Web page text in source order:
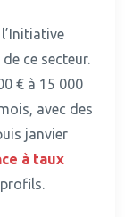
ce secteur.
€ à 15 000
avec des
janvier
à taux